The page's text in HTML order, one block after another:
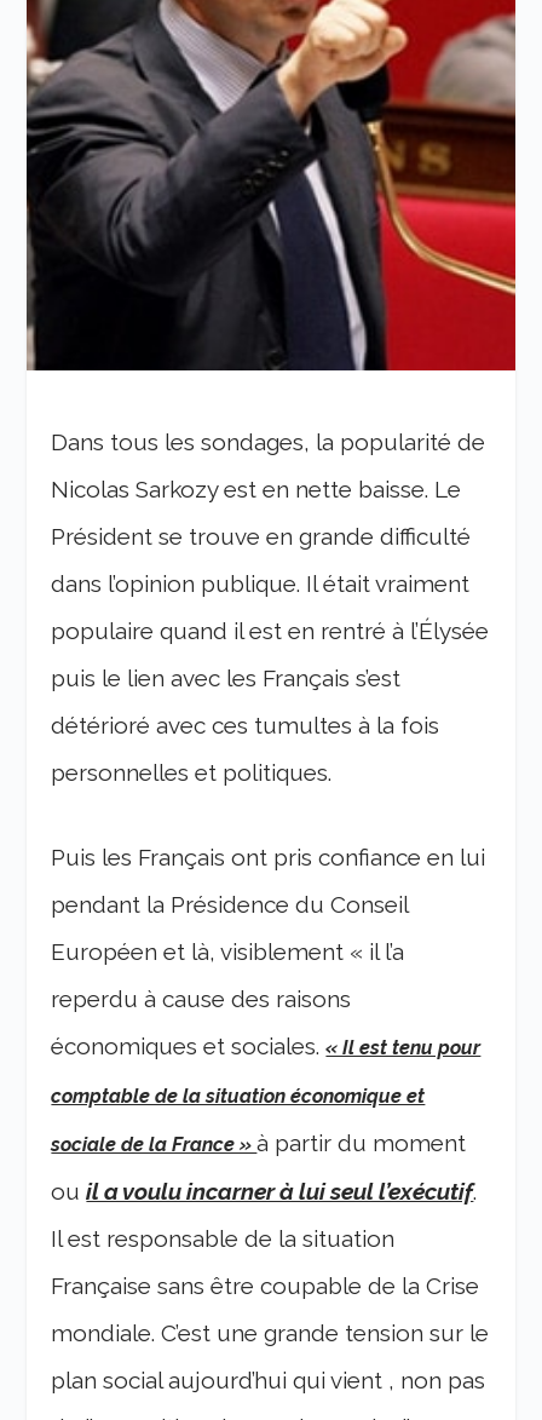
Dans tous les sondages, la popularité de
Nicolas Sarkozy est en nette baisse. Le
Président se trouve en grande difficulté
dans l’opinion publique. Il était vraiment
populaire quand il est en rentré à l’Élysée
puis le lien avec les Français s’est
détérioré avec ces tumultes à la fois
personnelles et politiques.
Puis les Français ont pris confiance en lui
pendant la Présidence du Conseil
Européen et là, visiblement « il l’a
reperdu à cause des raisons
économiques et sociales.« Il est tenu pour
comptable de la situation économique et
sociale de la France »à partir du moment
ouil a voulu incarner à lui seul l’exécutif.
Il est responsable de la situation
Française sans être coupable de la Crise
mondiale. C’est une grande tension sur le
plan social aujourd’hui qui vient , non pas